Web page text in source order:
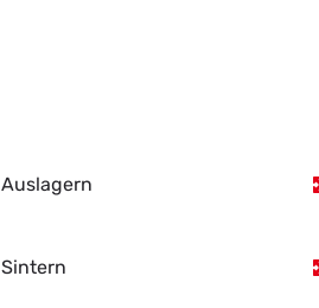
Auslagern
Sintern